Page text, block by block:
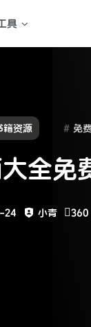
籍资源 免
全免
24 小青 360
具